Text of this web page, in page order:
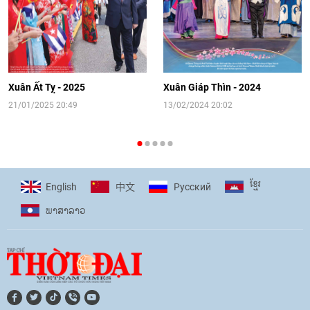
[Video] Đối ngoại nhân dân Thủ đô
hướng tới kết nối hiệu quả nguồn lực
người Việt Nam ở nước ngoài
16:58|10/06/2026
phó với biến đổi khí hậu
17:07|09/06/2026
[Video] Lào dành ưu tiên hàng đầu cho
quan hệ với Việt Nam
11:01 |09/06/2026
Xuân Ất Tỵ - 2025
21/01/2025 20:49
Xuân Giáp Thìn - 2024
13/02/2024 20:02
English 中文 Pусский ខ្មែរ
ພາ​ສາ​ລາວ